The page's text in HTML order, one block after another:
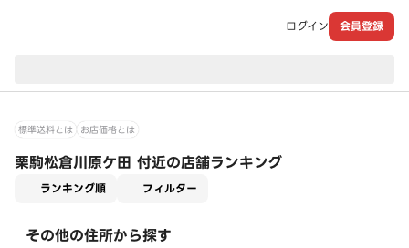
ログイン 会員登録
標準送料とは お店価格とは
栗駒松倉川原ケ田 付近の店舗ランキング
ランキング順 フィルター
その他の住所から探す